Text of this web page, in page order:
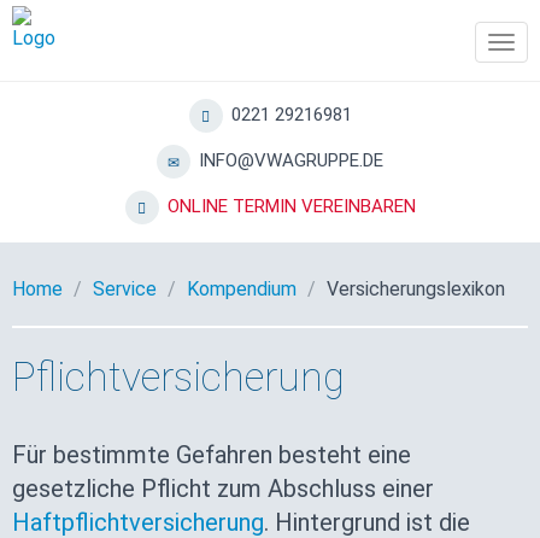
0221 29216981
INFO@VWAGRUPPE.DE
ONLINE TERMIN VEREINBAREN
Home Service Kompendium Versicherungslexikon
Pflichtversicherung
Für bestimmte Gefahren besteht eine
gesetzliche Pflicht zum Abschluss einer
Haftpflichtversicherung. Hintergrund ist die